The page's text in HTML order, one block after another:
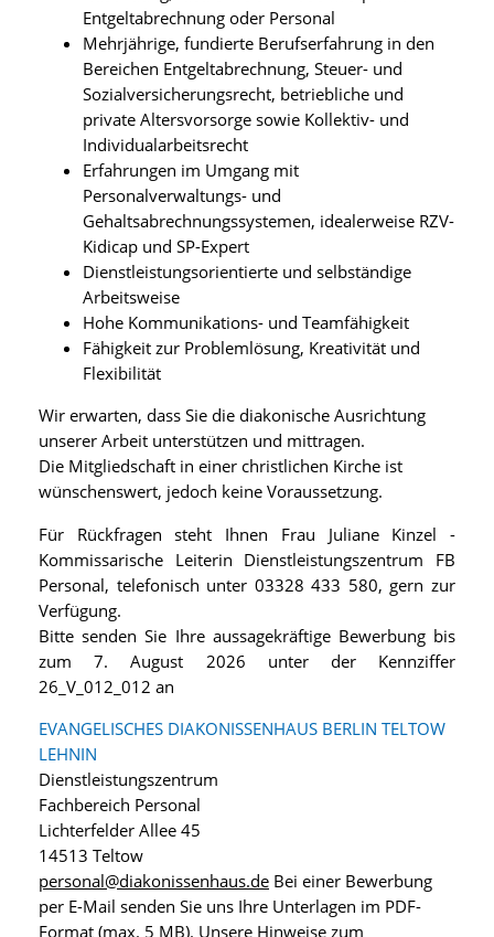
Entgeltabrechnung oder Personal
Mehrjährige, fundierte Berufserfahrung in den
Bereichen Entgeltabrechnung, Steuer- und
Sozialversicherungsrecht, betriebliche und
private Altersvorsorge sowie Kollektiv- und
Individualarbeitsrecht
Erfahrungen im Umgang mit
Personalverwaltungs- und
Gehaltsabrechnungssystemen, idealerweise RZV-
Kidicap und SP-Expert
Dienstleistungsorientierte und selbständige
Arbeitsweise
Hohe Kommunikations- und Teamfähigkeit
Fähigkeit zur Problemlösung, Kreativität und
Flexibilität
Wir erwarten, dass Sie die diakonische Ausrichtung
unserer Arbeit unterstützen und mittragen.
Die Mitgliedschaft in einer christlichen Kirche ist
wünschenswert, jedoch keine Voraussetzung.
Für Rückfragen steht Ihnen Frau Juliane Kinzel -
Kommissarische Leiterin Dienstleistungszentrum FB
Personal, telefonisch unter 03328 433 580, gern zur
Verfügung.
Bitte senden Sie Ihre aussagekräftige Bewerbung bis
zum 7. August 2026 unter der Kennziffer
26_V_012_012 an
EVANGELISCHES DIAKONISSENHAUS BERLIN TELTOW
LEHNIN
Dienstleistungszentrum
Fachbereich Personal
Lichterfelder Allee 45
14513 Teltow
personal@diakonissenhaus.de Bei einer Bewerbung
per E-Mail senden Sie uns Ihre Unterlagen im PDF-
Format (max. 5 MB). Unsere Hinweise zum